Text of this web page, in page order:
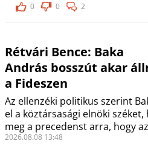
0
0 2
Rétvári Bence: Baka
András bosszút akar
a Fideszen
Az ellenzéki politikus szerint
el a köztársasági elnöki
meg a precedenst arra, hogy
2026.08.08 13:48